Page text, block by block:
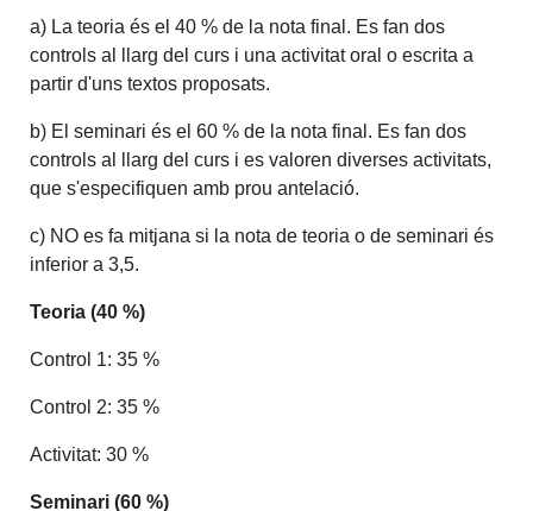
a) La teoria és el 40 % de la nota final. Es fan dos
controls al llarg del curs i una activitat oral o escrita a
partir d'uns textos proposats.
b) El seminari és el 60 % de la nota final. Es fan dos
controls al llarg del curs i es valoren diverses activitats,
que s'especifiquen amb prou antelació.
c) NO es fa mitjana si la nota de teoria o de seminari és
inferior a 3,5.
Teoria (40 %)
Control 1: 35 %
Control 2: 35 %
Activitat: 30 %
Seminari (60 %)